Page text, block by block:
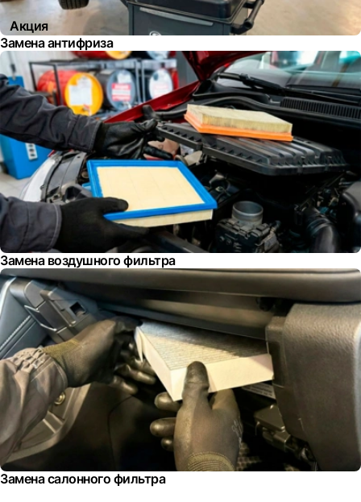
Акция
Замена антифриза
Замена воздушного фильтра
Замена салонного фильтра